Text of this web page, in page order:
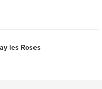
les Roses